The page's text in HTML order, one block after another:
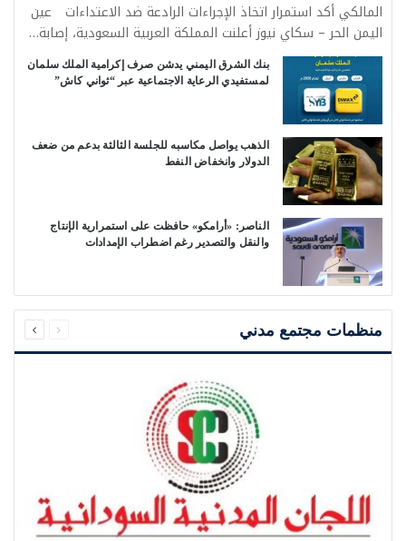
المالكي أكد استمرار اتخاذ الإجراءات الرادعة ضد الاعتداءات عين
اليمن الحر – سكاي نيوز أعلنت المملكة العربية السعودية، إصابة…
بنك الشرق اليمني يدشن صرف إكرامية الملك سلمان
لمستفيدي الرعاية الاجتماعية عبر “ثواني كاش”
الذهب يواصل مكاسبه للجلسة الثالثة بدعم من ضعف
الدولار وانخفاض النفط
الناصر: «أرامكو» حافظت على استمرارية الإنتاج
والنقل والتصدير رغم اضطراب الإمدادات
منظمات مجتمع مدني الصفحة
السابقة
الصفحة
التالية